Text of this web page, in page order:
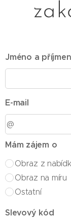
Jméno a
E-mail
Mám zájem o
Obraz z
Obraz na míru
Ostatní
Slevový kód